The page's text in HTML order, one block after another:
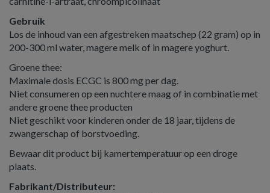
Gebruik
Los de inhoud van een afgestreken maatschep (22 gram) op in
200-300 ml water, magere melk of in magere yoghurt.
Groene thee:
Maximale dosis ECGC is 800 mg per dag.
Niet consumeren op een nuchtere maag of in combinatie met
andere groene thee producten
Niet geschikt voor kinderen onder de 18 jaar, tijdens de
zwangerschap of borstvoeding.
Bewaar dit product bij kamertemperatuur op een droge
plaats.
Fabrikant/Distributeur: